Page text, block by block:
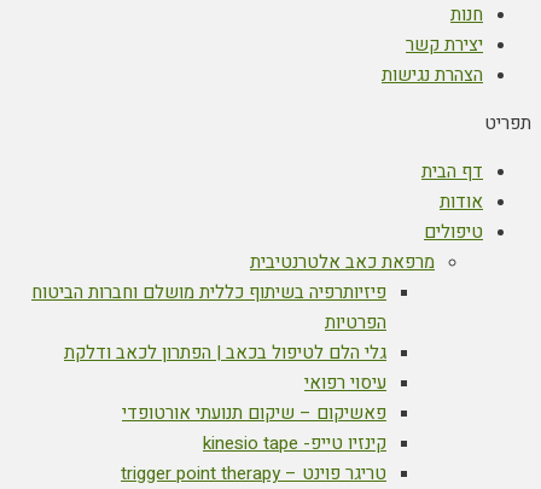
חנות
יצירת קשר
הצהרת נגישות
תפריט
דף הבית
אודות
טיפולים
מרפאת כאב אלטרנטיבית
פיזיותרפיה בשיתוף כללית מושלם וחברות הביטוח
הפרטיות
גלי הלם לטיפול בכאב | הפתרון לכאב ודלקת
עיסוי רפואי
פאשיקום – שיקום תנועתי אורטופדי
קינזיו טייפ- kinesio tape
טריגר פוינט – trigger point therapy